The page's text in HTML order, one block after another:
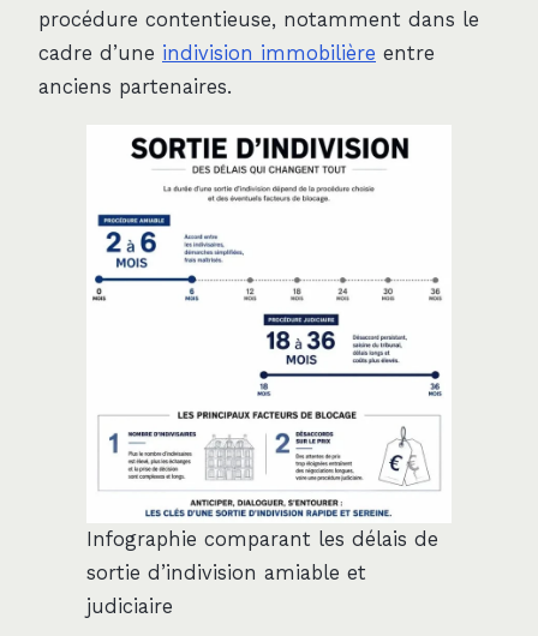
procédure contentieuse, notamment dans le
cadre d’une indivision immobilière entre
anciens partenaires.
Infographie comparant les délais de
sortie d’indivision amiable et
judiciaire